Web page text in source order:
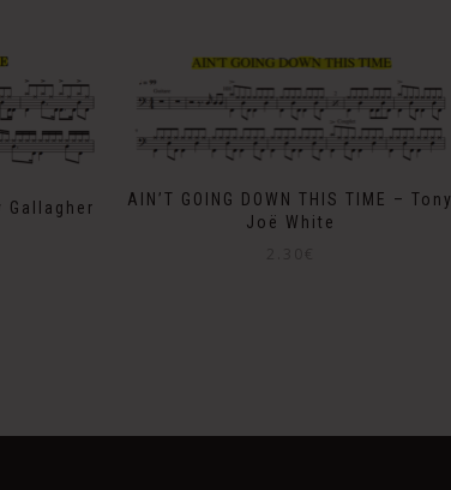
Gallagher
AIN’T GOING DOWN THIS TIME – Tony
Joë White